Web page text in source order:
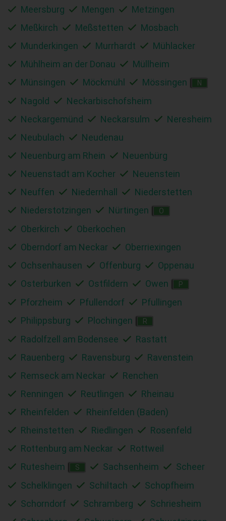
Meersburg
Mengen
Metzingen
Meßkirch
Meßstetten
Mosbach
Munderkingen
Murrhardt
Mühlacker
Mühlheim an der Donau
Müllheim
Münsingen
Möckmühl Mössingen N
Nagold
Neckarbischofsheim
Neckargemünd
Neckarsulm
Neresheim
Neubulach
Neudenau
Neuenburg am Rhein
Neuenbürg
Neuenstadt am Kocher
Neuenstein
Neuffen
Niedernhall
Niederstetten
Niederstotzingen
Nürtingen O
Oberkirch
Oberkochen
Oberndorf am Neckar
Oberriexingen
Ochsenhausen
Offenburg
Oppenau
Osterburken
Ostfildern Owen P
Pforzheim Pfullendorf
Pfullingen
Philippsburg
Plochingen R
Radolfzell am Bodensee
Rastatt
Rauenberg
Ravensburg
Ravenstein
Remseck am Neckar
Renchen
Renningen
Reutlingen
Rheinau
Rheinfelden
Rheinfelden (Baden)
Rheinstetten
Riedlingen
Rosenfeld
Rottenburg am Neckar
Rottweil
Rutesheim
S Sachsenheim
Scheer
Schelklingen
Schiltach
Schopfheim
Schorndorf
Schramberg
Schriesheim